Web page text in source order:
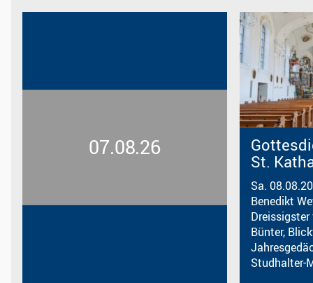
07.08.26
St.
Sa.
Benedikt
Bünter,
Studhalter-